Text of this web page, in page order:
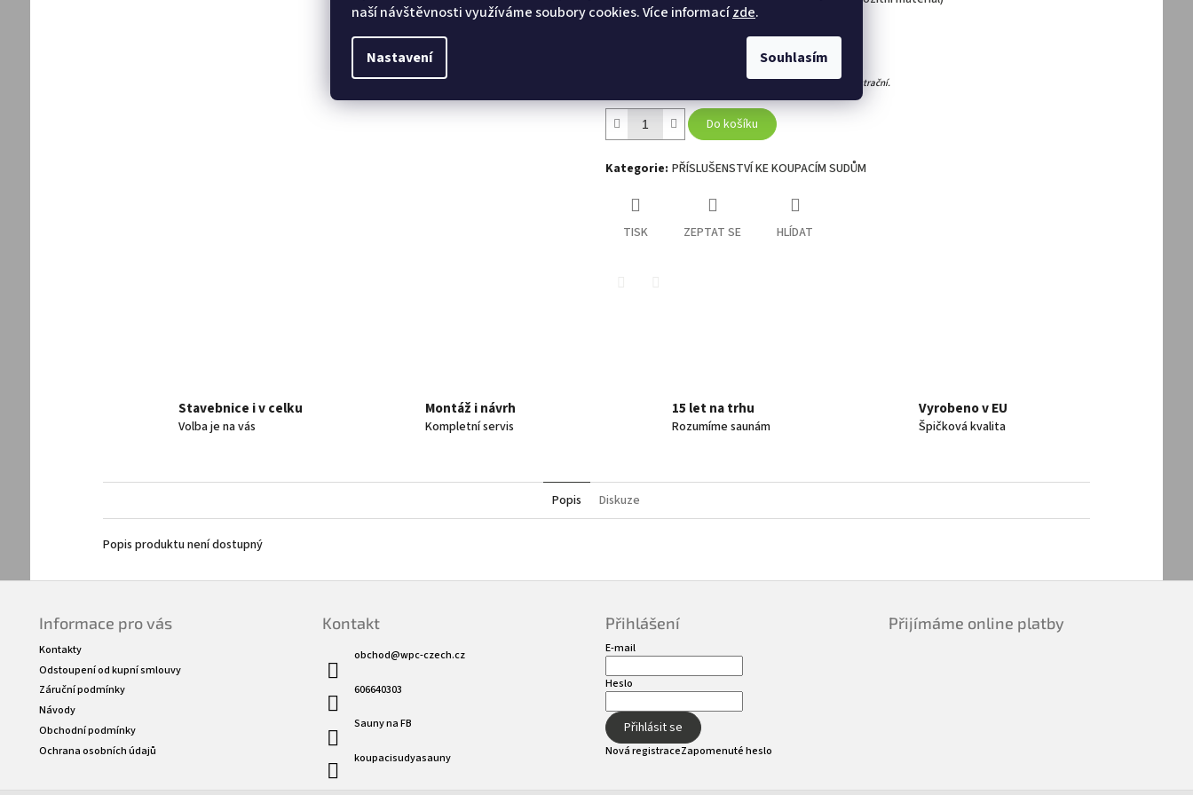
naší návštěvnosti využíváme soubory cookies. Více informacízde.
Nastavení Souhlasím
Doplňující informace: Prezentované fotografie jsou pouze ilustrační.
Do košíku
Kategorie: PŘÍSLUŠENSTVÍ KE KOUPACÍM SUDŮM
TISK ZEPTAT SE HLÍDAT
Stavebnice i v celku
Volba je na vás
Montáž i návrh
Kompletní servis
15 let na trhu
Rozumíme saunám
Vyrobeno v EU
Špičková kvalita
Popis Diskuze
Popis produktu není dostupný
Informace pro vás
Kontakty
Odstoupení od kupní smlouvy
Záruční podmínky
Návody
Obchodní podmínky
Ochrana osobních údajů
Kontakt
obchod@wpc-czech.cz
606640303
Sauny na FB
koupacisudyasauny
Přihlášení
E-mail
Heslo
Přihlásit se
Nová registraceZapomenuté heslo
Přijímáme online platby